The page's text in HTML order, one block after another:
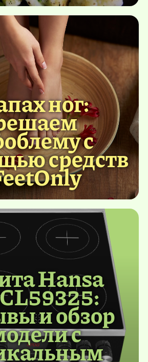
ног:
с
средств
Hansa
и обзор
с